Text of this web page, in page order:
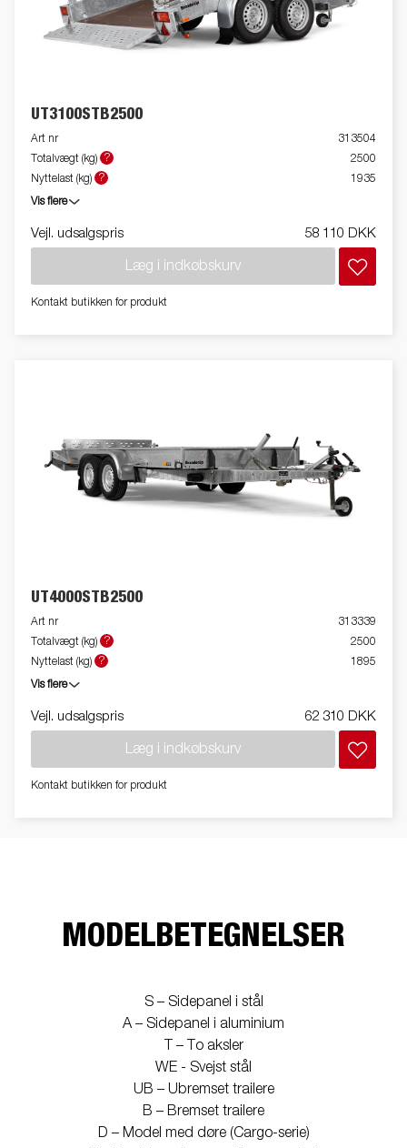
UT3100STB2500
Art nr
313504
Totalvægt (kg)
?
2500
Nyttelast (kg)
? 1935
Vis flere
Vejl. udsalgspris 58 110 DKK
Læg i indkøbskurv
Kontakt butikken for produkt
UT4000STB2500
Art nr
313339
Totalvægt (kg)
?
2500
Nyttelast (kg)
? 1895
Vis flere
Vejl. udsalgspris 62 310 DKK
Læg i indkøbskurv
Kontakt butikken for produkt
MODELBETEGNELSER
S – Sidepanel i stål
A – Sidepanel i aluminium
T – To aksler
WE - Svejst stål
UB – Ubremset trailere
B – Bremset trailere
D – Model med døre (Cargo-serie)